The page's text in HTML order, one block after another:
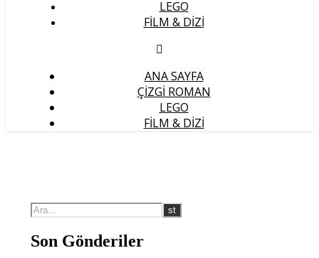
LEGO
FILM & DIZI
ANA SAYFA
ÇIZGI ROMAN
LEGO
FILM & DIZI
Son Gönderiler